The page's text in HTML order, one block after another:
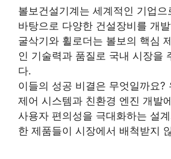
볼보건설기계는 세계적인 기업
바탕으로 다양한 건설장비를 개
굴삭기와 휠로더는 볼보의 핵심
인 기술력과 품질로 국내 시장을
다.
이들의 성공 비결은 무엇일까요?
제어 시스템과 친환경 엔진 개발
사용자 편의성을 극대화하는 설
한 제품들이 시장에서 배척받지